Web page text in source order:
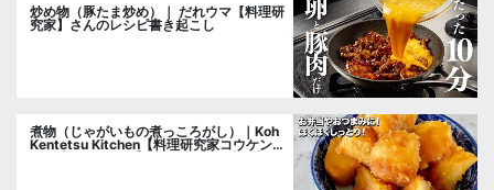
炒め物（豚たま炒め）｜ だれウマ【料理研
究家】さんのレシピ書き起こし
煮物（じゃがいもの煮っころがし）｜Koh
Kentetsu Kitchen【料理研究家コウケンテ